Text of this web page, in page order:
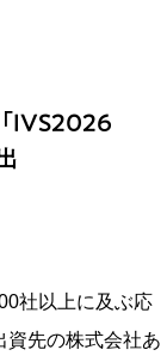
IVS2026
社以上に及ぶ応
資先の株式会社あ